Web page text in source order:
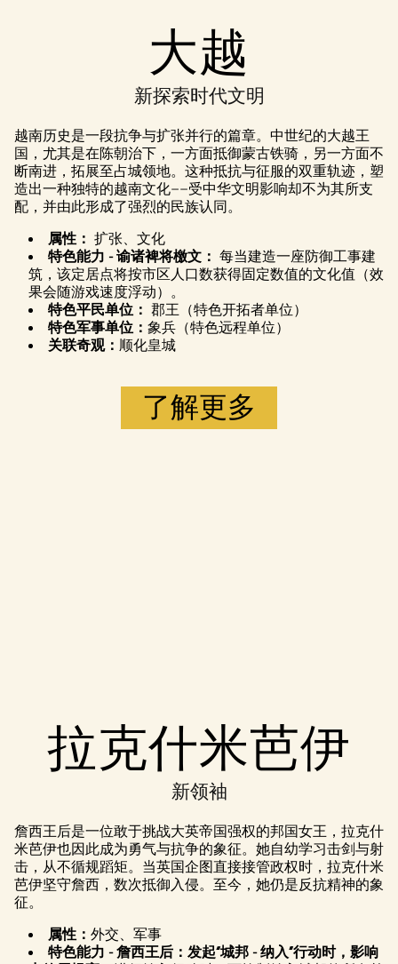
即意味着你
同意YouTube
的隐私政策
以及将数据
传输至 Google
服务器。
大越
新探索时代文明
越南历史是一段抗争与扩张并行的篇章。中世纪的大越王
国，尤其是在陈朝治下，一方面抵御蒙古铁骑，另一方面不
断南进，拓展至占城领地。这种抵抗与征服的双重轨迹，塑
造出一种独特的越南文化——受中华文明影响却不为其所支
配，并由此形成了强烈的民族认同。
属性： 扩张、文化
特色能力 - 谕诸裨将檄文： 每当建造一座防御工事建
筑，该定居点将按市区人口数获得固定数值的文化值（效
果会随游戏速度浮动）。
特色平民单位： 郡王（特色开拓者单位）
特色军事单位： 象兵（特色远程单位）
关联奇观： 顺化皇城
了解更多
Accept
& Play
同意YouTube
的隐私政策
以及将数据
传输至 Google
拉克什米芭伊
新领袖
詹西王后是一位敢于挑战大英帝国强权的邦国女王，拉克什
米芭伊也因此成为勇气与抗争的象征。她自幼学习击剑与射
击，从不循规蹈矩。当英国企图直接接管政权时，拉克什米
芭伊坚守詹西，数次抵御入侵。至今，她仍是反抗精神的象
征。
属性： 外交、军事
特色能力 - 詹西王后：发起“城邦 - 纳入”行动时，影响